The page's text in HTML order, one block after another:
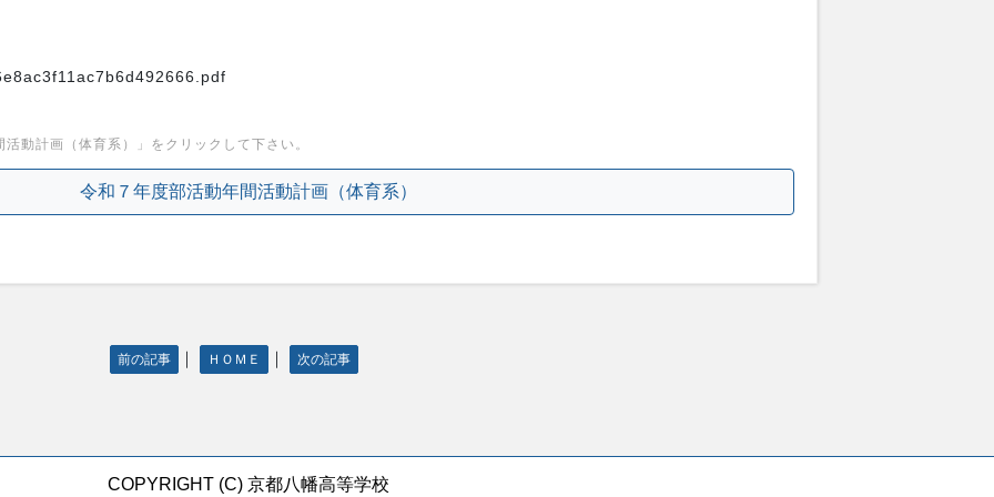
動計画（体育系）」をクリックして下さい。
令和７年度部活動年間活動計画（体育系）
前の記事 ｜ ＨＯＭＥ ｜ 次の記事
COPYRIGHT (C) 京都八幡高等学校